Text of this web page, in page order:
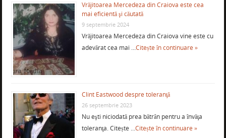
Vrăjitoarea Mercedeza din Craiova este cea
mai eficientă şi căutată
9 septembrie 2024
Vrăjitoarea Mercedeza din Craiova vine este cu
adevărat cea mai …Citește în continuare »
Clint Eastwood despre toleranţă
26 septembrie 2023
Nu eşti niciodată prea bătrân pentru a învăţa
toleranţa. Citește …Citește în continuare »